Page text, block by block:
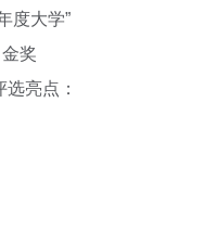
度大学”
奖
亮点：